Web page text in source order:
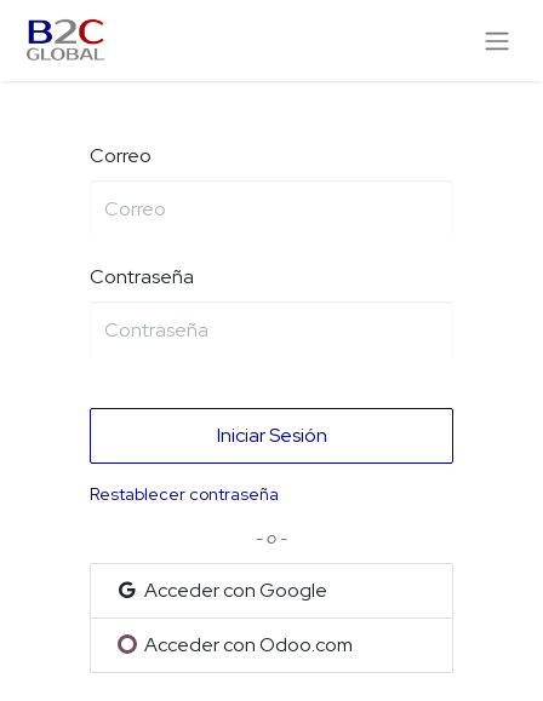
Correo
Contraseña
Iniciar Sesión
Restablecer contraseña
- o -
Acceder con Google
Acceder con Odoo.com